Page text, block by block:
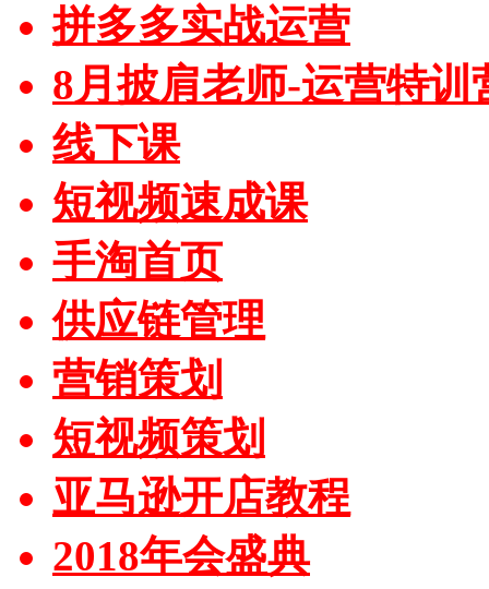
拼多多实战运营
8月披肩老师-运营特训
线下课
短视频速成课
手淘首页
供应链管理
营销策划
短视频策划
亚马逊开店教程
2018年会盛典